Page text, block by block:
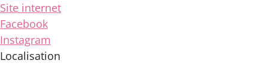
Site internet
Facebook
Instagram
Localisation